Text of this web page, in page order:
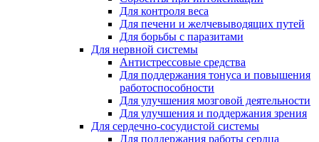
Для контроля веса
Для печени и желчевыводящих путей
Для борьбы с паразитами
Для нервной системы
Антистрессовые средства
Для поддержания тонуса и повышения
работоспособности
Для улучшения мозговой деятельности
Для улучшения и поддержания зрения
Для сердечно-сосудистой системы
Для поддержания работы сердца